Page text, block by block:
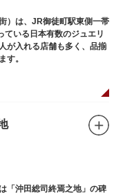
）は、JR御徒町駅東側一帯
ている日本有数のジュエリ
が入れる店舗も多く、品揃
す。
「沖田総司終焉之地」の碑